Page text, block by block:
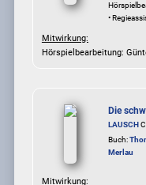
•
Mitwirkung:
Hörspielbearbeitung:
Die
LAUSCH
Buch:
Merlau
Mitwirkung: